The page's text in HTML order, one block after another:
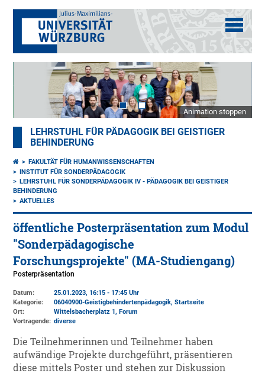
Animation stoppen
LEHRSTUHL FÜR PÄDAGOGIK BEI GEISTIGER
BEHINDERUNG
FAKULTÄT FÜR HUMANWISSENSCHAFTEN
INSTITUT FÜR SONDERPÄDAGOGIK
LEHRSTUHL FÜR SONDERPÄDAGOGIK IV - PÄDAGOGIK BEI GEISTIGER
BEHINDERUNG
AKTUELLES
öffentliche Posterpräsentation zum Modul
"Sonderpädagogische
Forschungsprojekte" (MA-Studiengang)
Posterpräsentation
Datum:
25.01.2023, 16:15 - 17:45 Uhr
Kategorie:
06040900-Geistigbehindertenpädagogik, Startseite
Ort:
Wittelsbacherplatz 1, Forum
Vortragende: diverse
Die Teilnehmerinnen und Teilnehmer haben
aufwändige Projekte durchgeführt, präsentieren
diese mittels Poster und stehen zur Diskussion